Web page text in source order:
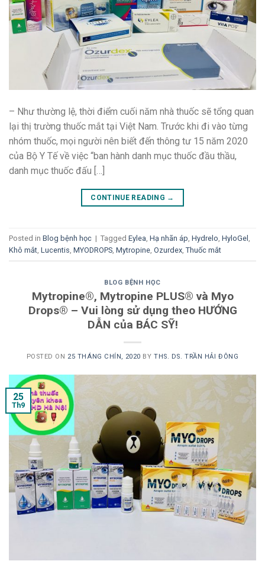
– Như thường lệ, thời điểm cuối năm nhà thuốc sẽ tổng quan
lại thị trường thuốc mắt tại Việt Nam. Trước khi đi vào từng
nhóm thuốc, mọi người nên biết đến thông tư 15 năm 2020
của Bộ Y Tế về việc “ban hành danh mục thuốc đầu thầu,
danh mục thuốc đấu […]
CONTINUE READING →
Posted in Blog bệnh học | Tagged Eylea Hạ nhãn áp Hydrelo HyloGel
Khô mắt Lucentis MYODROPS Mytropine Ozurdex Thuốc mắt
BLOG BỆNH HỌC
Mytropine®, Mytropine PLUS® và Myo
Drops® – Vui lòng sử dụng theo HƯỚNG
DẪN của BÁC SỸ!
POSTED ON 25 THÁNG CHÍN, 2020 BYTHS. DS. TRẦN HẢI ĐÔNG
25
Th9